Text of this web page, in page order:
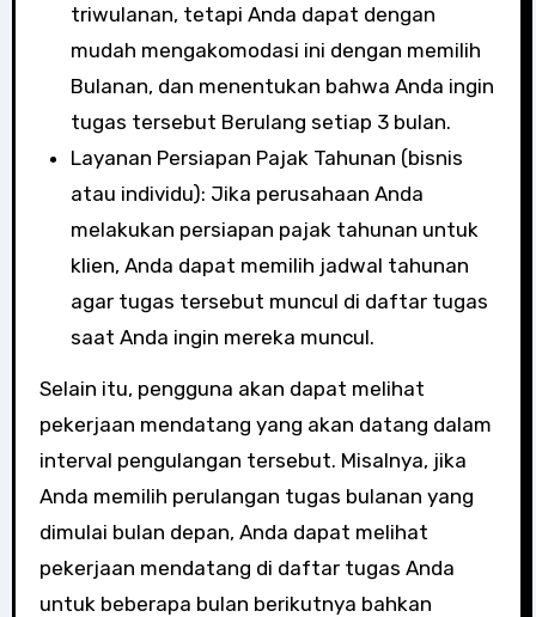
triwulanan, tetapi Anda dapat dengan
mudah mengakomodasi ini dengan memilih
Bulanan, dan menentukan bahwa Anda ingin
tugas tersebut Berulang setiap 3 bulan.
Layanan Persiapan Pajak Tahunan (bisnis
atau individu): Jika perusahaan Anda
melakukan persiapan pajak tahunan untuk
klien, Anda dapat memilih jadwal tahunan
agar tugas tersebut muncul di daftar tugas
saat Anda ingin mereka muncul.
Selain itu, pengguna akan dapat melihat
pekerjaan mendatang yang akan datang dalam
interval pengulangan tersebut. Misalnya, jika
Anda memilih perulangan tugas bulanan yang
dimulai bulan depan, Anda dapat melihat
pekerjaan mendatang di daftar tugas Anda
untuk beberapa bulan berikutnya bahkan